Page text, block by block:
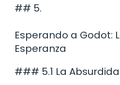
## 5.
Esperando a Godot:
Esperanza
### 5.1 La